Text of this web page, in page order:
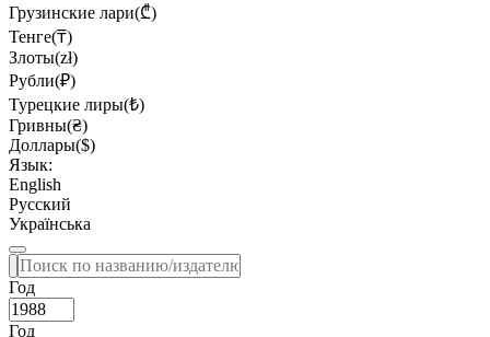
Грузинские лари(₾)
Тенге(₸)
Злоты(zł)
Рубли(₽)
Турецкие лиры(₺)
Гривны(₴)
Доллары($)
Язык:
English
Русский
Українська
Год
Год